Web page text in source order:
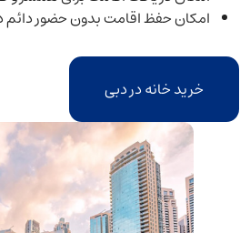
امکان حفظ اقامت بدون حضور دائم
خرید خانه در دبی